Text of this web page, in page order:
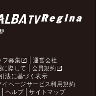
フ募集
運営会社
に際して
会員規約
法に基づく表示
イページサービス利用規約
ヘルプ サイトマップ